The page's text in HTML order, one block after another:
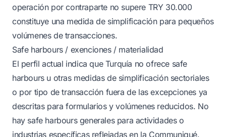
operación por contraparte no supere TRY 30.000
constituye una medida de simplificación para pequeños
volúmenes de transacciones.
Safe harbours / exenciones / materialidad
El perfil actual indica que Turquía no ofrece safe
harbours u otras medidas de simplificación sectoriales
o por tipo de transacción fuera de las excepciones ya
descritas para formularios y volúmenes reducidos. No
hay safe harbours generales para actividades o
industrias específicas reflejadas en la Communiqué.